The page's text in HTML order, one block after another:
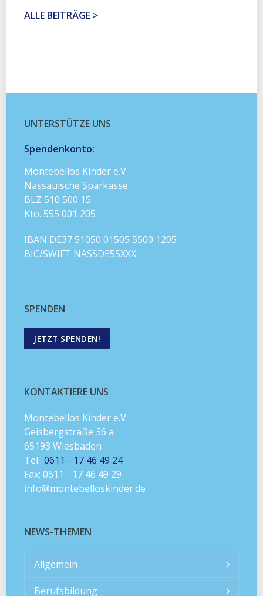
ALLE BEITRÄGE >
UNTERSTÜTZE UNS
Spendenkonto:
Montebellos Kinder e.V.
Nassauische Sparkasse
BLZ 510 500 15
Kto. 555 001 205
IBAN DE37 51050 01505 5500 1205
BIC/SWIFT NASSDE55XXX
SPENDEN
JETZT SPENDEN!
KONTAKTIERE UNS
Montebellos Kinder e.V.
Geisbergstraße 36 a
65193 Wiesbaden
Tel.:0611 - 17 46 49 24
Fax: 0611 - 17 46 49 29
info@montebelloskinder.de
NEWS-THEMEN
Allgemein
Berufsbildung